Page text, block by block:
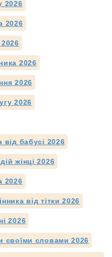
2026
2026
2026
2026
2026
бабусі 2026
жінці 2026
2026
від тітки 2026
2026
своїми словами 2026